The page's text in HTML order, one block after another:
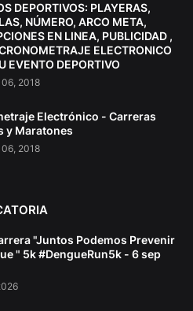
DEPORTIVOS: PLAYERAS,
NÚMERO, ARCO META,
EN LINEA, PUBLICIDAD ,
ELECTRONICO
EVENTO DEPORTIVO
2018
Electrónico - Carreras
y Maratones
2018
"Juntos Podemos Prevenir
" 5k #DengueRun5k - 6 sep